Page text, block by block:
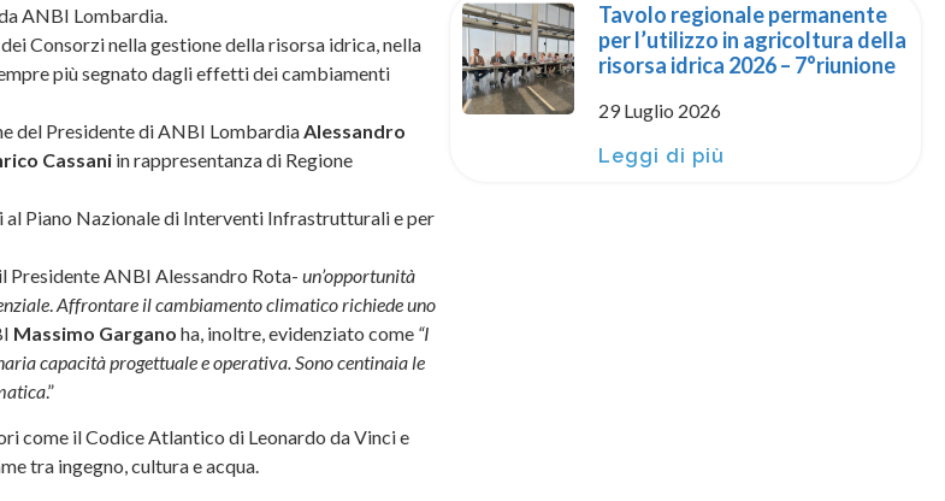
ANBI Lombardia.
Consorzi nella gestione della risorsa idrica, nella
più segnato dagli effetti dei cambiamenti
del Presidente di ANBI LombardiaAlessandro
Cassani in rappresentanza di Regione
Piano Nazionale di Interventi Infrastrutturali e per
Presidente ANBI Alessandro Rota- un’opportunità
.Affrontare il cambiamento climatico richiede uno
Massimo Gargano ha, inoltre, evidenziato come “I
capacità progettuale e operativa. Sono centinaia le
.”
come il Codice Atlantico di Leonardo da Vinci e
tra ingegno, cultura e acqua.
Tavolo regionale permanente
per l’utilizzo in agricoltura della
risorsa idrica 2026 – 7°riunione
29 Luglio 2026
Leggi di più